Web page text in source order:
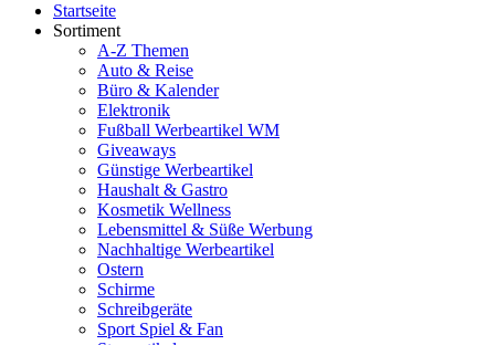
Startseite
Sortiment
A-Z Themen
Auto & Reise
Büro & Kalender
Elektronik
Fußball Werbeartikel WM
Giveaways
Günstige Werbeartikel
Haushalt & Gastro
Kosmetik Wellness
Lebensmittel & Süße Werbung
Nachhaltige Werbeartikel
Ostern
Schirme
Schreibgeräte
Sport Spiel & Fan